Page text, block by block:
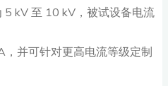
5 kV 至 10 kV，被试设备电流
并可针对更高电流等级定制